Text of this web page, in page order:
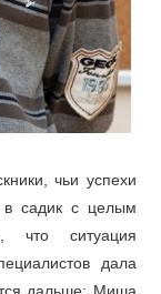
чьи успехи
в садик с целым
что ситуация
дала